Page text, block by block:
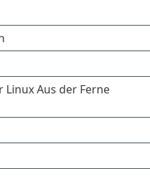
Linux Aus der Ferne